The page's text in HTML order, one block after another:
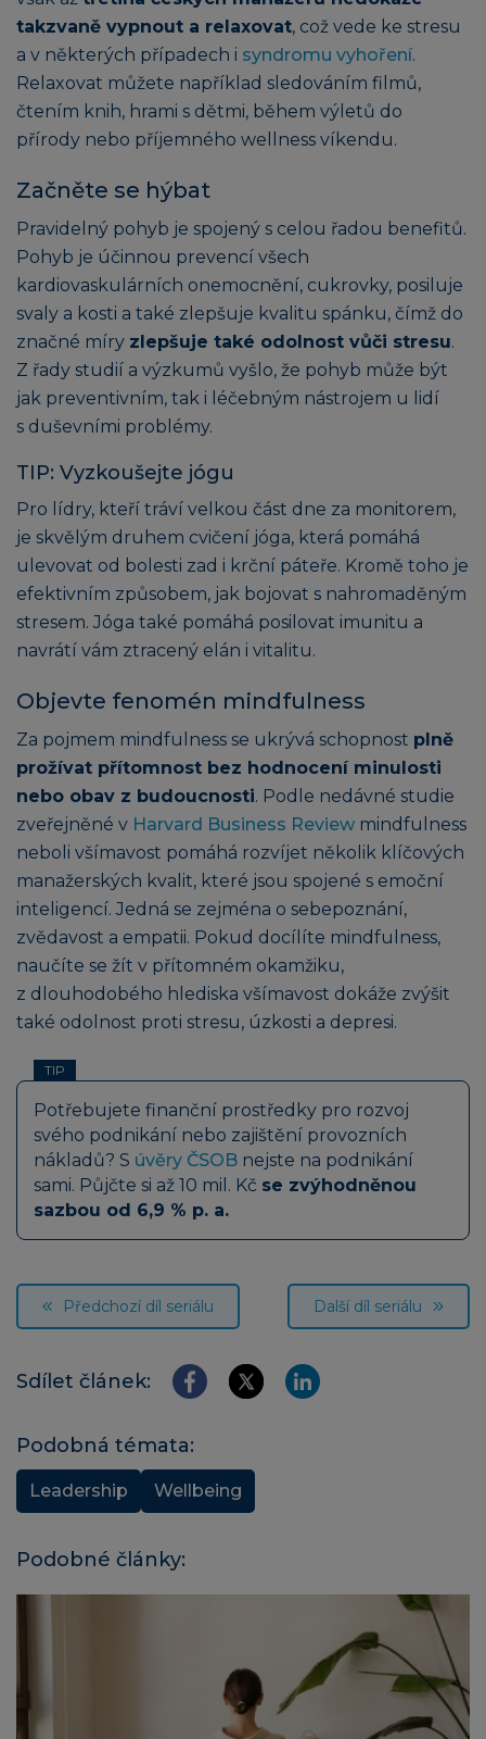
takzvaně vypnout a relaxovat, což vede ke stresu
a v některých případech i syndromu vyhoření.
Relaxovat můžete například sledováním filmů,
čtením knih, hrami s dětmi, během výletů do
přírody nebo příjemného wellness víkendu.
Začněte se hýbat
Pravidelný pohyb je spojený s celou řadou benefitů.
Pohyb je účinnou prevencí všech
kardiovaskulárních onemocnění, cukrovky, posiluje
svaly a kosti a také zlepšuje kvalitu spánku, čímž do
značné míry zlepšuje také odolnost vůči stresu.
Z řady studií a výzkumů vyšlo, že pohyb může být
jak preventivním, tak i léčebným nástrojem u lidí
s duševními problémy.
TIP: Vyzkoušejte jógu
Pro lídry, kteří tráví velkou část dne za monitorem,
je skvělým druhem cvičení jóga, která pomáhá
ulevovat od bolesti zad i krční páteře. Kromě toho je
efektivním způsobem, jak bojovat s nahromaděným
stresem. Jóga také pomáhá posilovat imunitu a
navrátí vám ztracený elán i vitalitu.
Objevte fenomén mindfulness
Za pojmem mindfulness se ukrývá schopnost plně
prožívat přítomnost bez hodnocení minulosti
nebo obav z budoucnosti. Podle nedávné studie
zveřejněné v Harvard Business Review mindfulness
neboli všímavost pomáhá rozvíjet několik klíčových
manažerských kvalit, které jsou spojené s emoční
inteligencí. Jedná se zejména o sebepoznání,
zvědavost a empatii. Pokud docílíte mindfulness,
naučíte se žít v přítomném okamžiku,
z dlouhodobého hlediska všímavost dokáže zvýšit
také odolnost proti stresu, úzkosti a depresi.
TIP
Potřebujete finanční prostředky pro rozvoj
svého podnikání nebo zajištění provozních
nákladů? S úvěry ČSOB nejste na podnikání
sami. Půjčte si až 10 mil. Kč se zvýhodněnou
sazbou od 6,9 % p. a.
Předchozí díl seriálu Další díl seriálu
Sdílet článek:
Podobná témata:
Leadership Wellbeing
Podobné články: